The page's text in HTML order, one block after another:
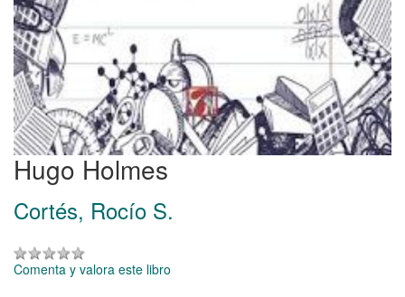
Hugo Holmes
Cortés, Rocío S.
Comenta y valora este libro